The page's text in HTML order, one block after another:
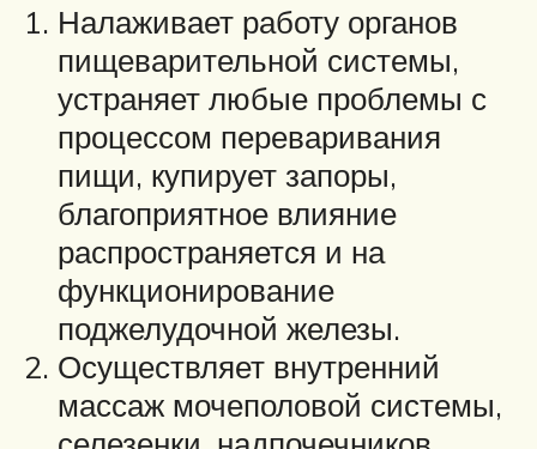
Налаживает работу органов
пищеварительной системы,
устраняет любые проблемы с
процессом переваривания
пищи, купирует запоры,
благоприятное влияние
распространяется и на
функционирование
поджелудочной железы.
Осуществляет внутренний
массаж мочеполовой системы,